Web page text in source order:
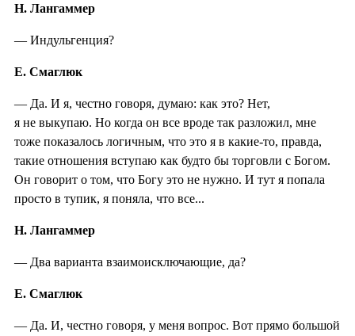
Н. Лангаммер
— Индульгенция?
Е. Смаглюк
— Да. И я, честно говоря, думаю: как это? Нет,
я не выкупаю. Но когда он все вроде так разложил, мне
тоже показалось логичным, что это я в какие-то, правда,
такие отношения вступаю как будто бы торговли с Богом.
Он говорит о том, что Богу это не нужно. И тут я попала
просто в тупик, я поняла, что все...
Н. Лангаммер
— Два варианта взаимоисключающие, да?
Е. Смаглюк
— Да. И, честно говоря, у меня вопрос. Вот прямо большой